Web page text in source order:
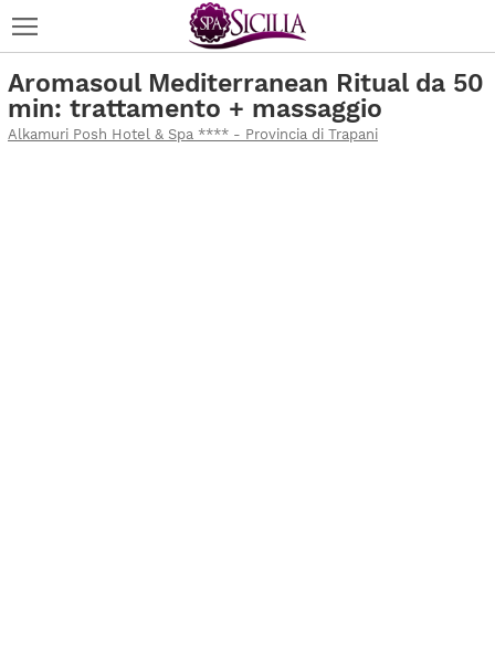
Aromasoul Mediterranean Ritual da 50
min: trattamento + massaggio
Alkamuri Posh Hotel & Spa **** - Provincia di Trapani